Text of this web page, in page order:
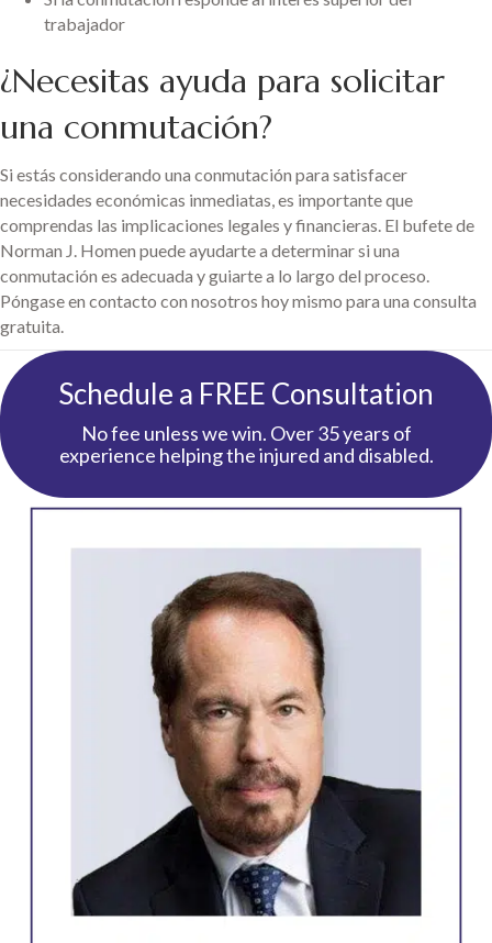
trabajador
¿Necesitas ayuda para solicitar
una conmutación?
Si estás considerando una conmutación para satisfacer
necesidades económicas inmediatas, es importante que
comprendas las implicaciones legales y financieras. El bufete de
Norman J. Homen puede ayudarte a determinar si una
conmutación es adecuada y guiarte a lo largo del proceso.
Póngase en contacto con nosotros hoy mismo para una consulta
gratuita.
Schedule a FREE Consultation
No fee unless we win. Over 35 years of
experience helping the injured and disabled.